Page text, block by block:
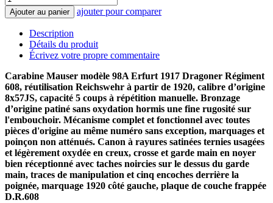
Ajouter au panier ajouter pour comparer
Description
Détails du produit
Écrivez votre propre commentaire
Carabine Mauser modèle 98A Erfurt 1917 Dragoner Régiment
608, réutilisation Reichswehr à partir de 1920, calibre d’origine
8x57JS, capacité 5 coups à répétition manuelle. Bronzage
d’origine patiné sans oxydation hormis une fine rugosité sur
l'embouchoir. Mécanisme complet et fonctionnel avec toutes
pièces d'origine au même numéro sans exception, marquages et
poinçon non atténués. Canon à rayures satinées ternies usagées
et légèrement oxydée en creux, crosse et garde main en noyer
bien réceptionné avec taches noircies sur le dessus du garde
main, traces de manipulation et cinq encoches derrière la
poignée, marquage 1920 côté gauche, plaque de couche frappée
D.R.608